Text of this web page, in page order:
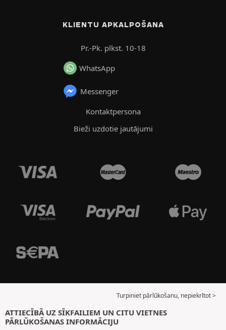
KLIENTU APKALPOŠANA
Pr.-Pk. plkst. 10-18
WhatsApp
Messenger
Kontaktpersona
Bieži uzdotie jautājumi
Turpiniet pārlūkošanu, nepiekrītot >
ATTIECĪBĀ UZ SĪKFAILIEM UN CITU VIETNES
PĀRLŪKOŠANAS INFORMĀCIJU